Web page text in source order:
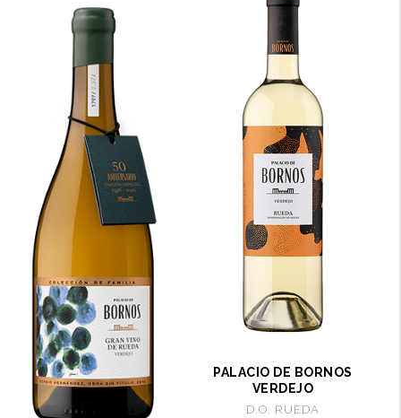
PALACIO DE BORNOS
VERDEJO
D.O. RUEDA